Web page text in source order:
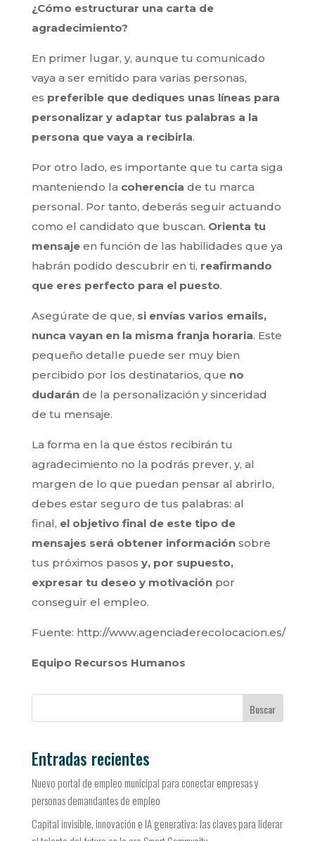
¿Cómo estructurar una carta de
agradecimiento?
En primer lugar, y, aunque tu comunicado
vaya a ser emitido para varias personas,
es preferible que dediques unas líneas para
personalizar y adaptar tus palabras a la
persona que vaya a recibirla.
Por otro lado, es importante que tu carta siga
manteniendo la coherencia de tu marca
personal. Por tanto, deberás seguir actuando
como el candidato que buscan. Orienta tu
mensajeen función de las habilidades que ya
habrán podido descubrir en ti, reafirmando
que eres perfecto para el puesto.
Asegúrate de que, si envías varios emails,
nunca vayan en la misma franja horaria. Este
pequeño detalle puede ser muy bien
percibido por los destinatarios, que no
dudarán de la personalización y sinceridad
de tu mensaje.
La forma en la que éstos recibirán tu
agradecimiento no la podrás prever, y, al
margen de lo que puedan pensar al abrirlo,
debes estar seguro de tus palabras: al
final, el objetivo final de este tipo de
mensajes será obtener informaciónsobre
tus próximos pasos y, por supuesto,
expresar tu deseo y motivaciónpor
conseguir el empleo.
Fuente: http://www.agenciaderecolocacion.es/
Equipo Recursos Humanos
Buscar
Entradas recientes
Nuevo portal de empleo municipal para conectar empresas y
personas demandantes de empleo
Capital invisible, innovación e IA generativa: las claves para liderar